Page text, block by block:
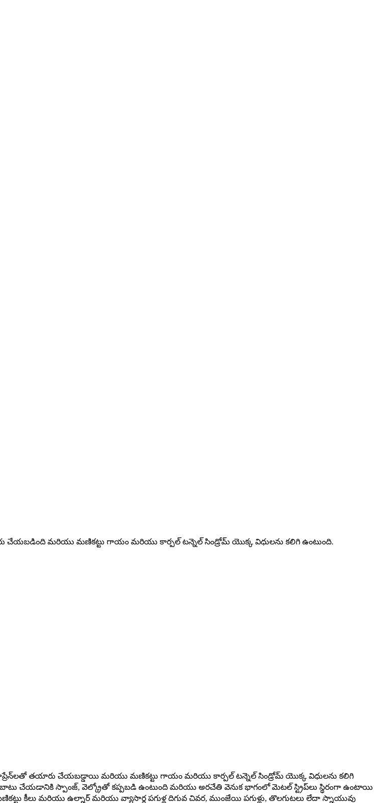
మరియు మణికట్టు గాయం మరియు కార్పల్ టన్నెల్ సిండ్రోమ్ యొక్క విధులను కలిగి ఉంటుంది.
తయారు చేయబడ్డాయి మరియు మణికట్టు గాయం మరియు కార్పల్ టన్నెల్ సిండ్రోమ్ యొక్క విధులను కలిగి
చేయడానికి స్పాంజ్, వెల్క్రోతో కప్పబడి ఉంటుంది మరియు అరచేతి వెనుక భాగంలో మెటల్ స్ట్రిప్‌లు స్థిరంగా ఉంటాయి
కీలు మరియు ఉల్నార్ మరియు వ్యాసార్థ పగుళ్ల దిగువ చివర, ముంజేయి పగుళ్లు, తొలగుటలు లేదా స్నాయువు